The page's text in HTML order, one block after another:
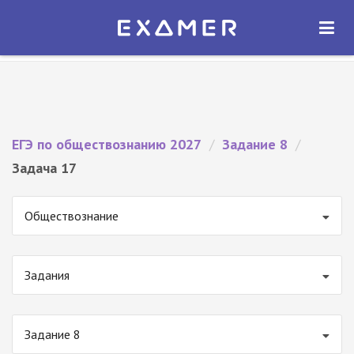
Экзамер — ЕГЭ 2027
ОТКРЫТЬ
ЕГЭ по обществознанию 2027 / Задание 8 /
Задача 17
Обществознание
Задания
Задание 8